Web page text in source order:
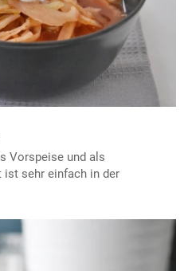
Vorspeise und als
ist sehr einfach in der